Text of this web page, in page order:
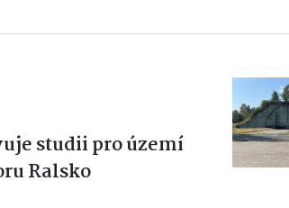
studii pro území
Ralsko